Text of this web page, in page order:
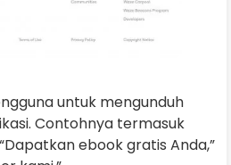
untuk mengunduh
Contohnya termasuk
ebook gratis Anda,”